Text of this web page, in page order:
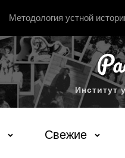
Методология устной
Институт
Свежие